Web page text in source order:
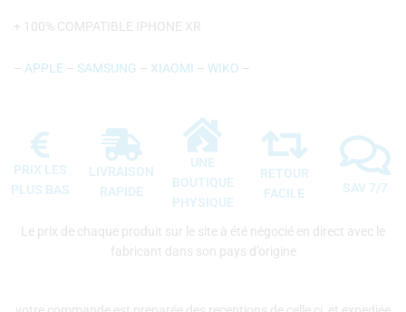
+ 100% COMPATIBLE IPHONE XR
– APPLE – SAMSUNG – XIAOMI – WIKO –
PRIX LES
PLUS BAS
LIVRAISON
RAPIDE
UNE
BOUTIQUE
PHYSIQUE
RETOUR
FACILE
SAV 7/7
Le prix de chaque produit sur le site à été négocié en direct avec le
fabricant dans son pays d’origine